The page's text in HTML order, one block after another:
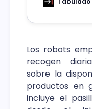
Los robots
recogen
sobre la
productos en
incluye el